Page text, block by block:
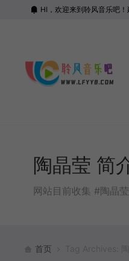
HI，欢迎来到聆风音乐吧
陶晶莹 简
网站目前收集 #陶晶
首页